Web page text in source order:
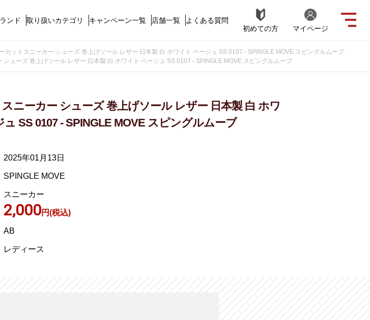
ンド 取り扱いカテゴリ キャンペーン一覧 店舗一覧
よくある質問
初めての方
マイページ
カットスニーカー シューズ 巻上げソール レザー 日本製 白 ホワイト ベージュ SS 0107 - SPINGLE MOVE スピングルムーブ
シューズ 巻上げソール レザー 日本製 白 ホワイト ベージュ SS 0107 - SPINGLE MOVE スピングルムーブ
ニーカー シューズ 巻上げソール レザー 日本製 白 ホワ
SS 0107 - SPINGLE MOVE スピングルムーブ
2025年01月13日
SPINGLE MOVE
スニーカー
2,000円(税込)
AB
レディース